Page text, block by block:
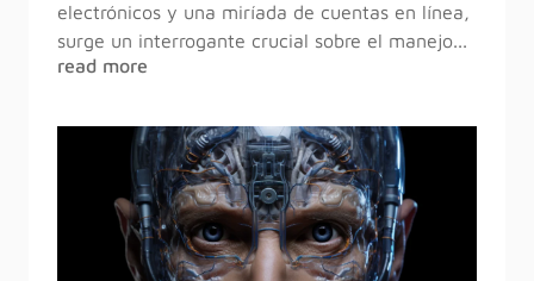
electrónicos y una miríada de cuentas en línea,
surge un interrogante crucial sobre el manejo...
read more